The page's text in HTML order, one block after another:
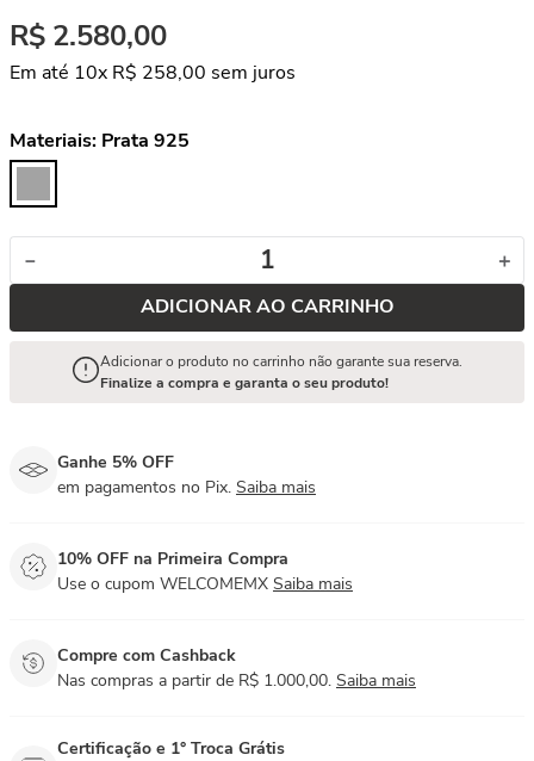
R$ 2.580,00
Em até 10x R$ 258,00 sem juros
Materiais: Prata 925
＋
－
ADICIONAR AO CARRINHO
Adicionar o produto no carrinho não garante sua reserva.
Finalize a compra e garanta o seu produto!
Ganhe 5% OFF
em pagamentos no Pix. Saiba mais
10% OFF na Primeira Compra
Use o cupom WELCOMEMX Saiba mais
Compre com Cashback
Nas compras a partir de R$ 1.000,00. Saiba mais
Certificação e 1° Troca Grátis